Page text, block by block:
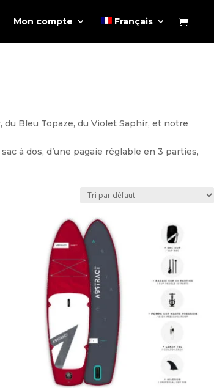
Mon compte Français
du Bleu Topaze, du Violet Saphir, et notre
à dos, d’une pagaie réglable en 3 parties,